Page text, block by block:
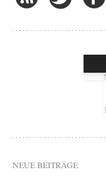
NEUE BEITRÄGE